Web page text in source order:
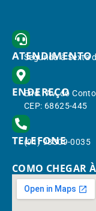
ATENDIMENTO
Segunda à Sexta
ENDEREÇO
End.: Av. do
CEP: 68625-445
TELEFONE
(91) 98309-0035
COMO CHEGAR